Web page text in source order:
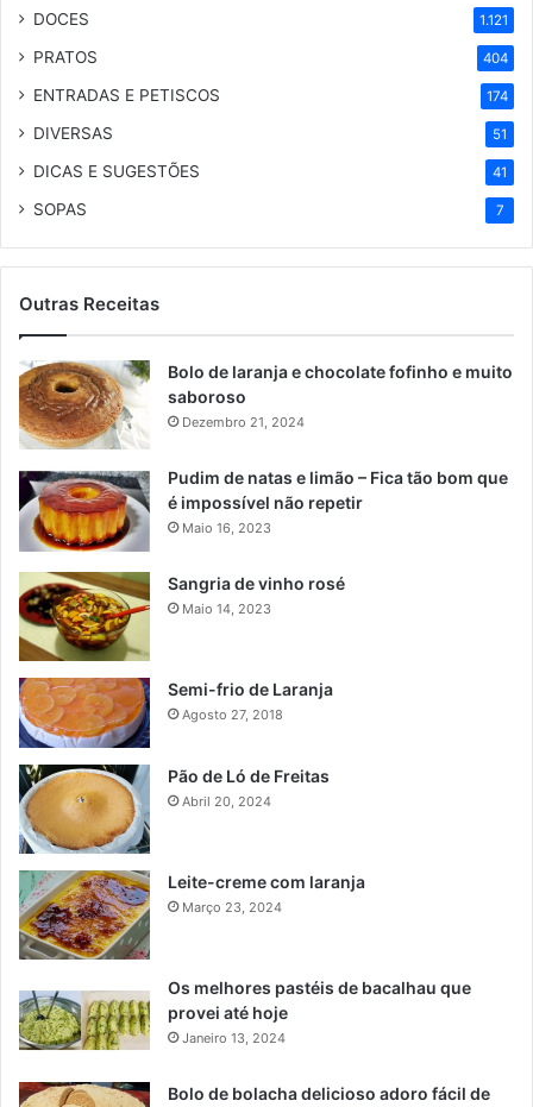
DOCES 1.121
PRATOS 404
ENTRADAS E PETISCOS 174
DIVERSAS 51
DICAS E SUGESTÕES 41
SOPAS 7
Outras Receitas
Bolo de laranja e chocolate fofinho e muito
saboroso
Dezembro 21, 2024
Pudim de natas e limão – Fica tão bom que
é impossível não repetir
Maio 16, 2023
Sangria de vinho rosé
Maio 14, 2023
Semi-frio de Laranja
Agosto 27, 2018
Pão de Ló de Freitas
Abril 20, 2024
Leite-creme com laranja
Março 23, 2024
Os melhores pastéis de bacalhau que
provei até hoje
Janeiro 13, 2024
Bolo de bolacha delicioso adoro fácil de